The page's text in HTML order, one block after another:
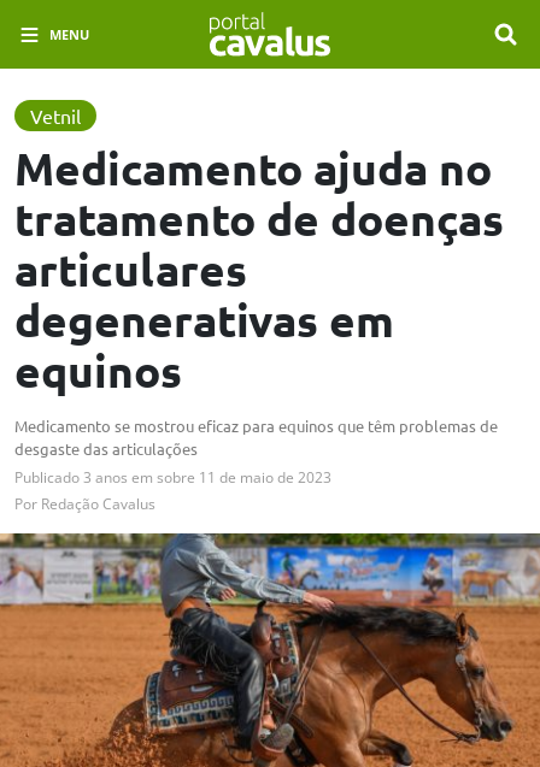
MENU
Vetnil
Medicamento ajuda no
tratamento de doenças
articulares
degenerativas em
equinos
Medicamento se mostrou eficaz para equinos que têm problemas de
desgaste das articulações
Publicado3 anos em sobre 11 de maio de 2023
Por Redação Cavalus